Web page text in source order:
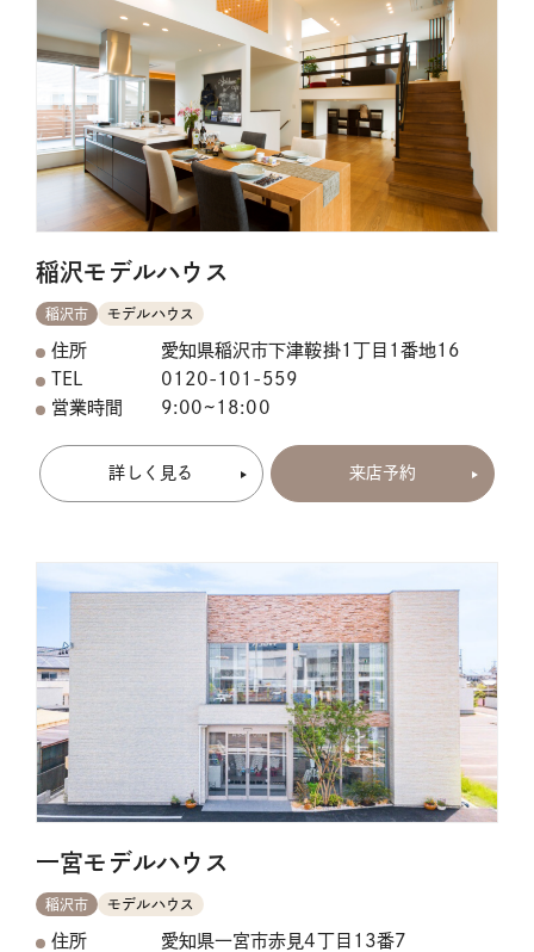
稲沢モデルハウス
稲沢市 モデルハウス
住所
愛知県稲沢市下津鞍掛1丁目1番地16
TEL
0120-101-559
営業時間
9:00~18:00
詳しく見る 来店予約
一宮モデルハウス
稲沢市 モデルハウス
住所
愛知県一宮市赤見4丁目13番7